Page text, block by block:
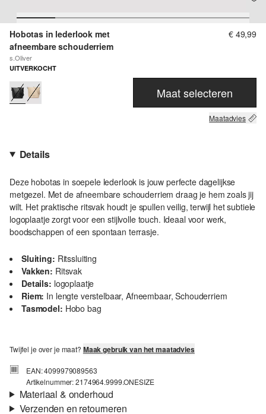
Hobotas in lederlook met
afneembare schouderriem
s.Oliver
€ 49,99
UITVERKOCHT
Maat selecteren
Maatadvies
Details
Deze hobotas in soepele lederlook is jouw perfecte dagelijkse
metgezel. Met de afneembare schouderriem draag je hem zoals jij
wilt. Het praktische ritsvak houdt je spullen veilig, terwijl het subtiele
logoplaatje zorgt voor een stijlvolle touch. Ideaal voor werk,
boodschappen of een spontaan terrasje.
Sluiting: Ritssluiting
Vakken: Ritsvak
Details: logoplaatje
Riem: In lengte verstelbaar, Afneembaar, Schouderriem
Tasmodel: Hobo bag
Twijfel je over je maat? Maak gebruik van het maatadvies
EAN: 4099979089563
Artikelnummer: 2174964.9999.ONESIZE
Materiaal & onderhoud
Verzenden en retourneren